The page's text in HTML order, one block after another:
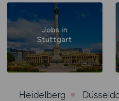
Jobs in
Stuttgart
Heidelberg